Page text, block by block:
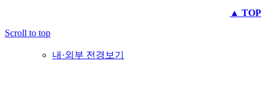
내·외부 전경보기
▲ TOP
Scroll to top